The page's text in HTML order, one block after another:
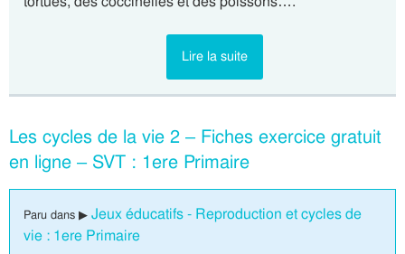
Lire la suite
Les cycles de la vie 2 – Fiches exercice gratuit
en ligne – SVT : 1ere Primaire
Paru dans ▶ Jeux éducatifs - Reproduction et cycles de
vie : 1ere Primaire